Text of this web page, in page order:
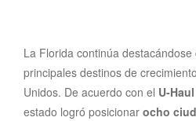
La Florida continúa
principales destinos de
Unidos. De acuerdo con el U-
estado logró posicionar ocho